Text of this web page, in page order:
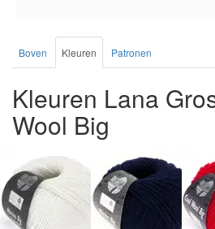
Boven Kleuren Patronen
Kleuren Lana
Wool Big